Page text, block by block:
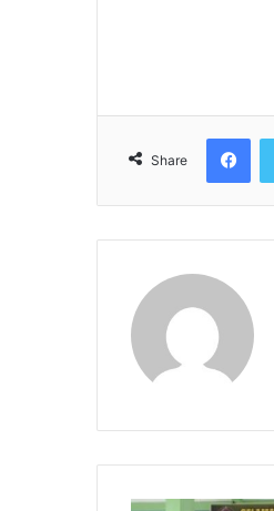
Share